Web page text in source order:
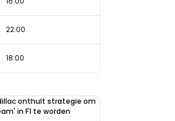
22:00
18:00
onthult strategie om
in F1 te worden